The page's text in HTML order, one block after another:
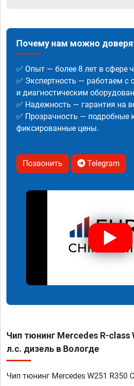
Почему нам можно
✅ Опыт — более 8 лет в сфере
✅ Экспертность — работаем
и диагностическим
✅ Надежность — гарантия на
✅ Прозрачность — подробные
фиксированные цены.
Позвонить Telegram
Чип тюнинг Mercedes R-class
л.с. дизель в Вологде
Чип тюнинг Mercedes W251 R350